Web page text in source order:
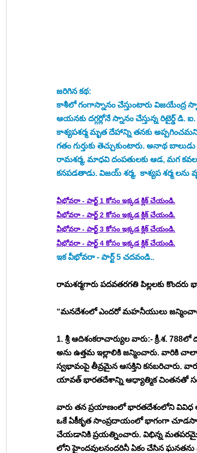
జరిగిన కథ:
కాశీలో గంగాస్నానం చేస్తుంటారు విజయేంద్ర
ఆయనకు దగ్గర్లోనే స్నానం చేస్తున్న రిటైర్డ్
కాశ్యపశర్మ మృత దేహాన్ని తనకు
గతం గుర్తుకు తెచ్చుకుంటారు. అనాథ
రామశర్మ, మాధవి దంపతులకు ఆడ, మగ
కనపడతాడు. విజయ్ శర్మ,  కాశ్యప శర్మ లను
వీభోవరా - పార్ట్ 1 కోసం ఇక్కడ క్లిక్ చేయండి.
వీభోవరా - పార్ట్ 2 కోసం ఇక్కడ క్లిక్ చేయండి.
వీభోవరా - పార్ట్ 3 కోసం ఇక్కడ క్లిక్ చేయండి.
వీభోవరా - పార్ట్ 4 కోసం ఇక్కడ క్లిక్ చేయండి.
ఇక వీభోవరా - పార్ట్ 5 చదవండి..
రామశర్మగారు పదవతరగతి పిల్లలకు కొందరు
“మనదేశంలో ఎందరో మహనీయులు
1. శ్రీ ఆదిశంకరాచార్యుల వారు:- క్రీ.శ.
అను ఉత్తమ ఇల్లాలికి జన్మించారు. వారికి
స్వభావంపై తీవ్రమైన ఆసక్తిని కనబరిచారు.
యావత్ భారతదేశాన్ని ఆధ్యాత్మిక చింతనతో
వారు తన ప్రయాణంలో భారతదేశంలోని వివిధ
ఒకే ఏకీకృత సాంప్రదాయంలో భాగంగా
చేయడానికి ప్రయత్నించారు. విభిన్న
లోని హైందవులనందరినీ ఏకం చేసిన ఘనతను